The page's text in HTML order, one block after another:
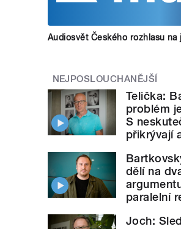
Audiosvět Českého rozhlasu na
NEJPOSLOUCHANĚJŠÍ
Telička:
problém
S
přikrývají
dělí na
paralelní
Joch: